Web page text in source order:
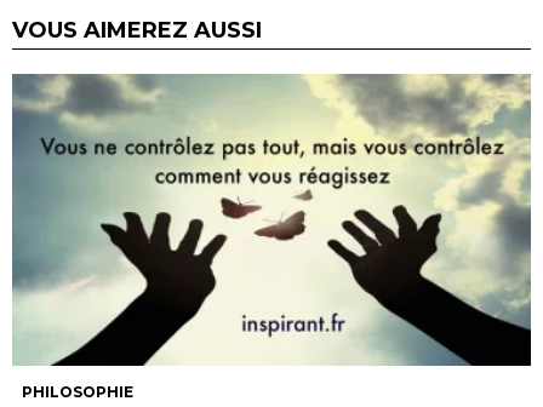
VOUS AIMEREZ AUSSI
PHILOSOPHIE